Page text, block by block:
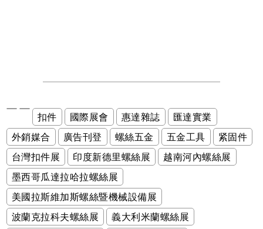
扣件 國際展會 惠達雜誌
匯達實業
外銷媒合
廣告刊登 螺絲五金 五金工具
紧固件
台灣扣件展
印度新德里螺絲展
越南河內螺絲展
墨西哥瓜達拉哈拉螺絲展
美國拉斯維加斯螺絲暨機械設備展
波蘭克拉科夫螺絲展
義大利米蘭螺絲展